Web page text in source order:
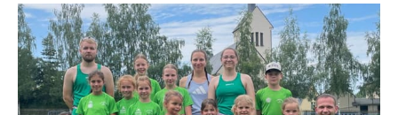
Amy Morgenstern startete bei